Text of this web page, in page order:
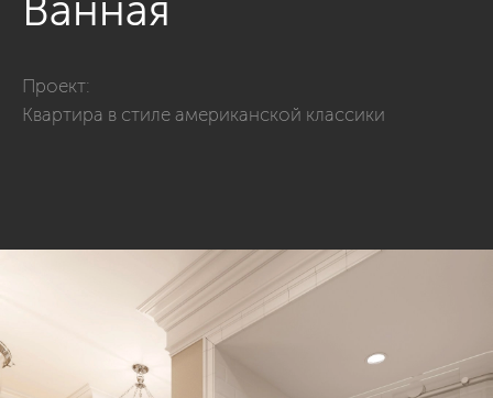
Проект:
Квартира в стиле американской классики